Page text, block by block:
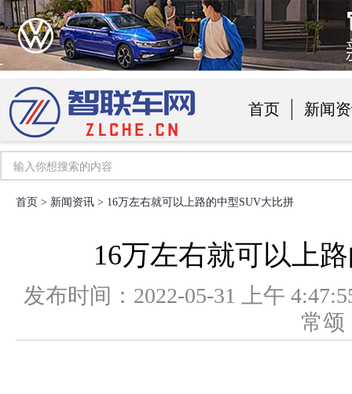
首页 新闻
首页 > 新闻资讯 > 16万左右就可以上路的中型SUV大比拼
16万左右就可以上
发布时间：2022-05-31 上午
常